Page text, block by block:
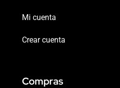
Mi cuenta
Crear cuenta
Compras